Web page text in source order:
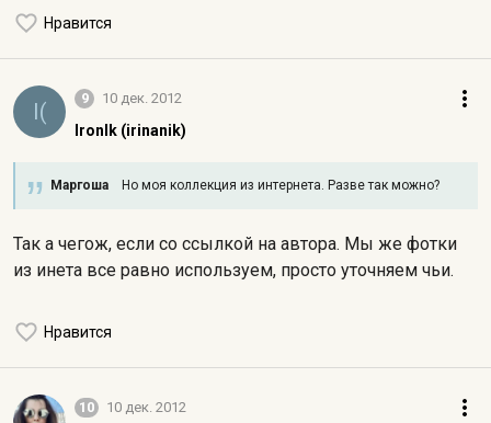
Нравится
I( 9 10 дек. 2012
IronIk (irinanik)
Маргоша Но моя коллекция из интернета. Разве так можно?
Так а чегож, если со ссылкой на автора. Мы же фотки
из инета все равно используем, просто уточняем чьи.
Нравится
10 10 дек. 2012